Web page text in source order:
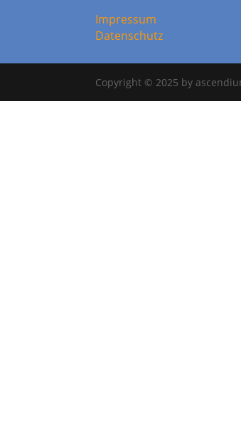
Impressum
Datenschutz
Copyright © 2025 by